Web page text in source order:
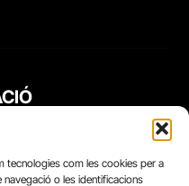
tecnologies com les cookies per a
o les identificacions